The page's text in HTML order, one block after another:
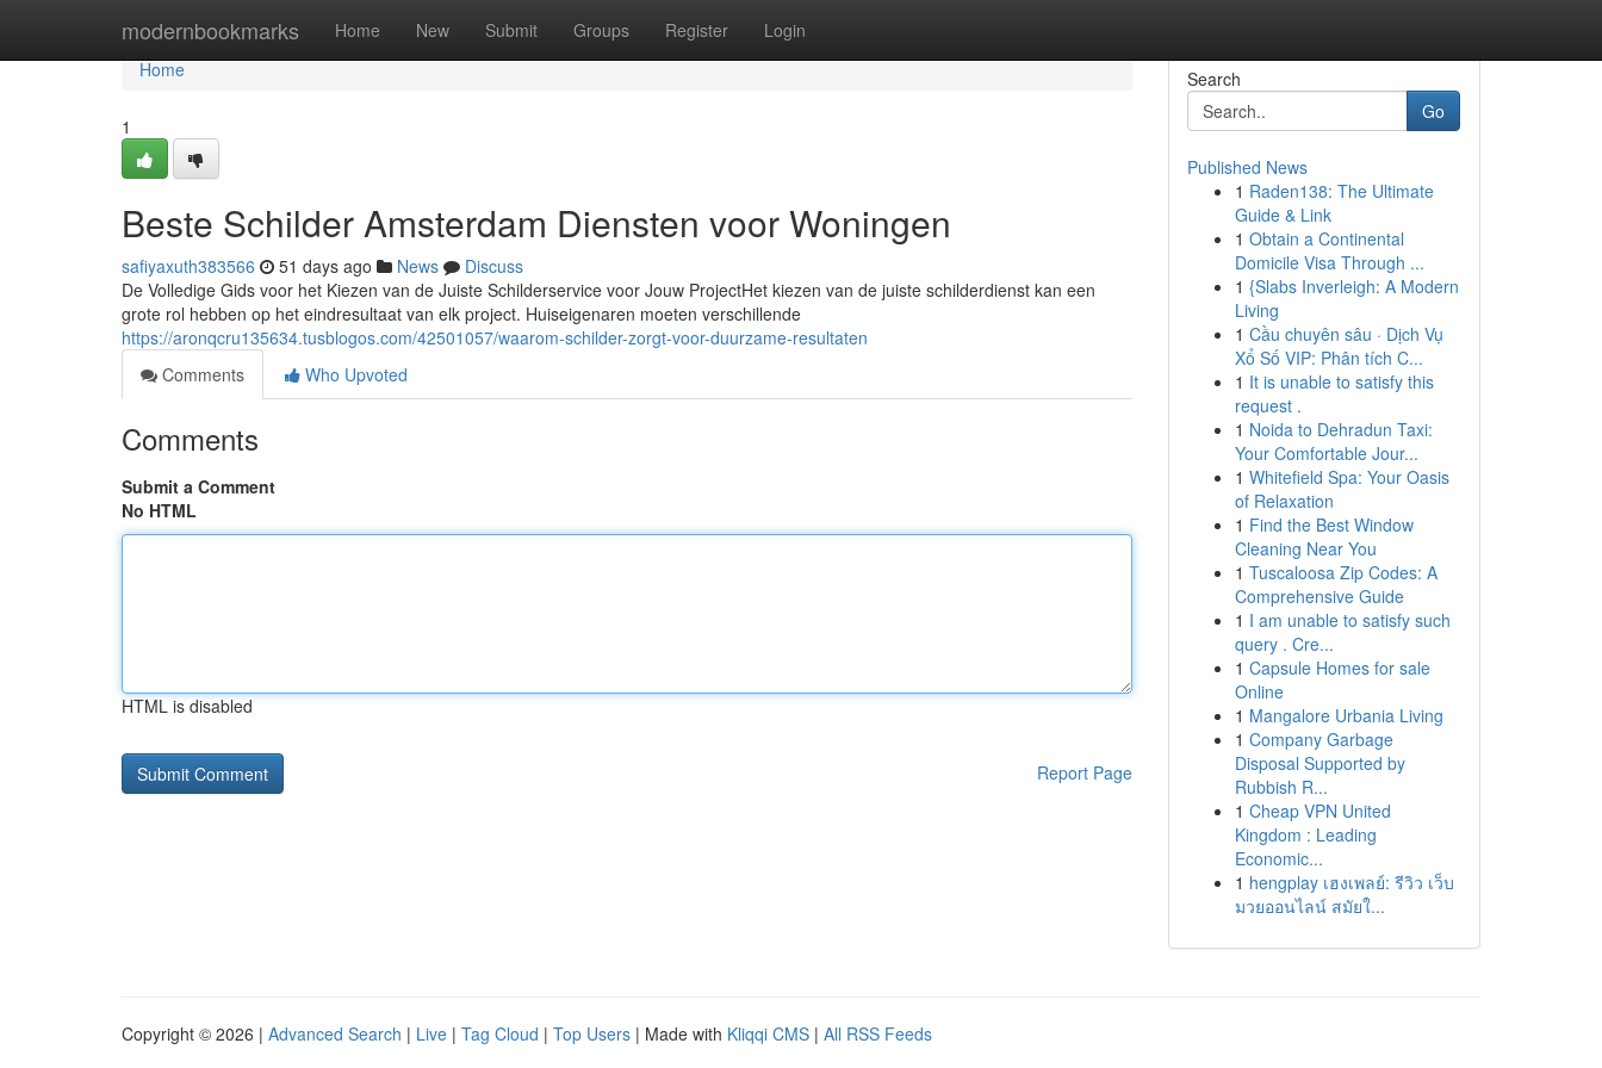
modernbookmarks Home New Submit Groups Register Login
Home
Home
1
Beste Schilder Amsterdam Diensten voor Woningen
safiyaxuth383566 51 days ago News
Discuss
De Volledige Gids voor het Kiezen van de Juiste Schilderservice voor Jouw ProjectHet kiezen van de juiste schilderdienst kan een
grote rol hebben op het eindresultaat van elk project. Huiseigenaren moeten verschillende
https://aronqcru135634.tusblogos.com/42501057/waarom-schilder-zorgt-voor-duurzame-resultaten
Comments
Who Upvoted
Comments
Submit a Comment
No HTML
HTML is disabled
Report Page
Search
Go
Published News
1 Raden138: The Ultimate
Guide & Link
1 Obtain a Continental
Domicile Visa Through ...
1 {Slabs Inverleigh: A Modern
Living
1 Cầu chuyên sâu · Dịch Vụ
Xổ Số VIP: Phân tích C...
1 It is unable to satisfy this
request .
1 Noida to Dehradun Taxi:
Your Comfortable Jour...
1 Whitefield Spa: Your Oasis
of Relaxation
1 Find the Best Window
Cleaning Near You
1 Tuscaloosa Zip Codes: A
Comprehensive Guide
1 I am unable to satisfy such
query . Cre...
1 Capsule Homes for sale
Online
1 Mangalore Urbania Living
1 Company Garbage
Disposal Supported by
Rubbish R...
1 Cheap VPN United
Kingdom : Leading
Economic...
1 hengplay เฮงเพลย์: รีวิว เว็บ
มวยออนไลน์ สมัยใ...
Copyright © 2026 | Advanced Search | Live | Tag Cloud | Top Users | Made with Kliqqi CMS | All RSS Feeds